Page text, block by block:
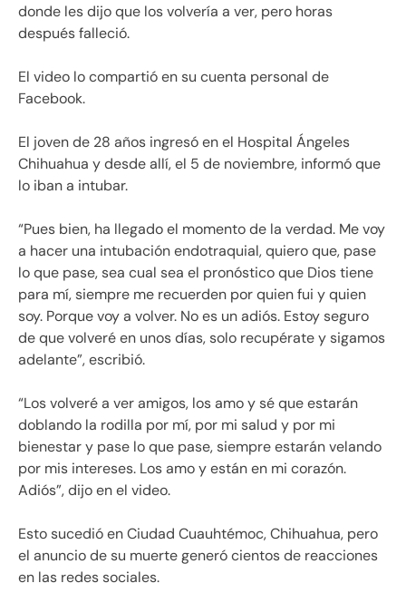
donde les dijo que los volvería a ver, pero horas
después falleció.
El video lo compartió en su cuenta personal de
Facebook.
El joven de 28 años ingresó en el Hospital Ángeles
Chihuahua y desde allí, el 5 de noviembre, informó que
lo iban a intubar.
“Pues bien, ha llegado el momento de la verdad. Me voy
a hacer una intubación endotraquial, quiero que, pase
lo que pase, sea cual sea el pronóstico que Dios tiene
para mí, siempre me recuerden por quien fui y quien
soy. Porque voy a volver. No es un adiós. Estoy seguro
de que volveré en unos días, solo recupérate y sigamos
adelante”, escribió.
“Los volveré a ver amigos, los amo y sé que estarán
doblando la rodilla por mí, por mi salud y por mi
bienestar y pase lo que pase, siempre estarán velando
por mis intereses. Los amo y están en mi corazón.
Adiós”, dijo en el video.
Esto sucedió en Ciudad Cuauhtémoc, Chihuahua, pero
el anuncio de su muerte generó cientos de reacciones
en las redes sociales.